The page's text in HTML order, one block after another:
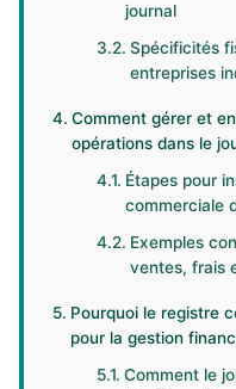
journal
Spécificités
entreprises
Comment gérer et
opérations dans le
Étapes pour
commerciale
Exemples
ventes, frais
Pourquoi le registre
pour la gestion
Comment le